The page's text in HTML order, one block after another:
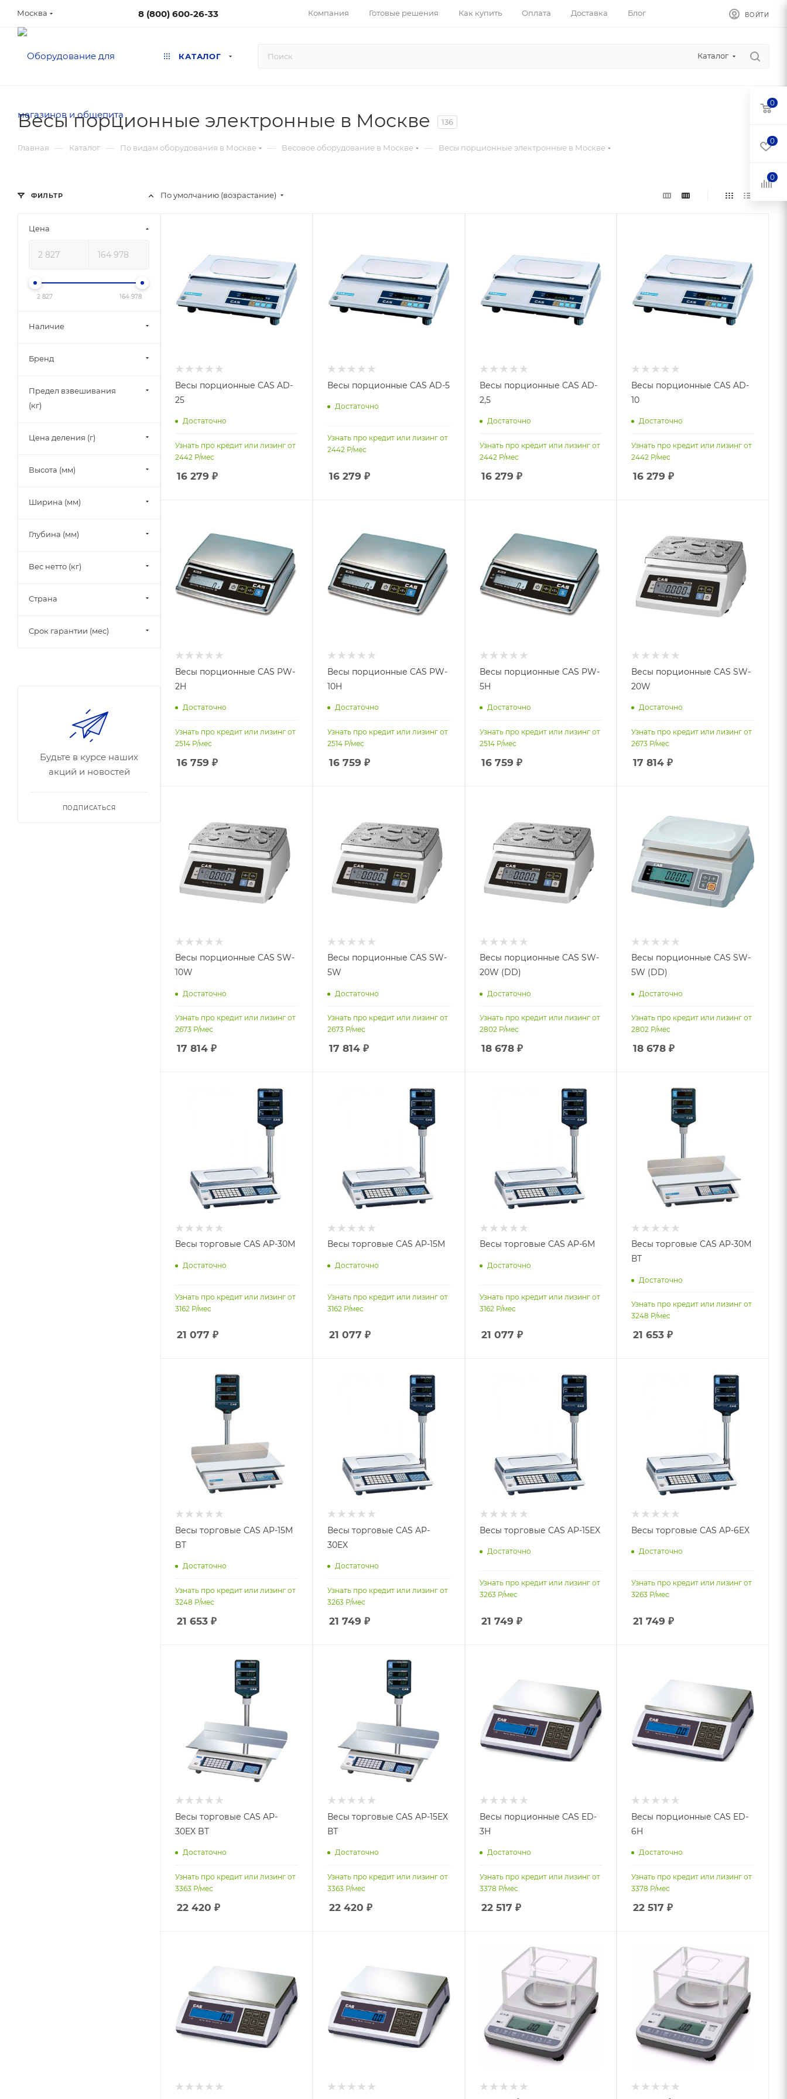
Москва 8 (800) 600-26-33 Компания Готовые решения Как купить Оплата Доставка Блог ВОЙТИ
КАТАЛОГ Каталог
Весы порционные электронные в Москве 136
Главная — Каталог — По видам оборудования в Москве — Весовое оборудование в Москве — Весы порционные электронные в Москве
По умолчанию (возрастание)
Весы порционные CAS AD-
25
Достаточно
Узнать про кредит или лизинг от
2442 Р/мес
16 279 ₽
Весы порционные CAS AD-5
Достаточно
Узнать про кредит или лизинг от
2442Р/мес
16 279 ₽
Весы порционные CAS AD-
2,5
Достаточно
Узнать про кредит или лизинг от
2442 Р/мес
16 279 ₽
Весы порционные CAS AD-
10
Достаточно
Узнать про кредит или лизинг от
2442 Р/мес
16 279 ₽
Весы порционные CAS PW-
2H
Достаточно
Узнать про кредит или лизинг от
2514 Р/мес
16 759 ₽
Весы порционные CAS PW-
10H
Достаточно
Узнать про кредит или лизинг от
2514Р/мес
16 759 ₽
Весы порционные CAS PW-
5H
Достаточно
Узнать про кредит или лизинг от
2514Р/мес
16 759 ₽
Весы порционные CAS SW-
20W
Достаточно
Узнать про кредит или лизинг от
2673 Р/мес
17 814 ₽
Весы порционные CAS SW-
10W
Достаточно
Узнать про кредит или лизинг от
2673 Р/мес
17 814 ₽
Весы порционные CAS SW-
5W
Достаточно
Узнать про кредит или лизинг от
2673Р/мес
17 814₽
Весы порционные CAS SW-
20W (DD)
Достаточно
Узнать про кредит или лизинг от
2802Р/мес
18 678₽
Весы порционные CAS SW-
5W (DD)
Достаточно
Узнать про кредит или лизинг от
2802 Р/мес
18 678 ₽
Весы торговые CAS AP-30М
Достаточно
Узнать про кредит или лизинг от
3162 Р/мес
21 077 ₽
Весы торговые CAS AP-15M
Достаточно
Узнать про кредит или лизинг от
3162 Р/мес
21 077 ₽
Весы торговые CAS AP-6M
Достаточно
Узнать про кредит или лизинг от
3162 Р/мес
21 077 ₽
Весы торговые CAS AP-30М
ВТ
Достаточно
Узнать про кредит или лизинг от
3248 Р/мес
21 653 ₽
Весы торговые CAS AP-15M
BT
Достаточно
Узнать про кредит или лизинг от
3248 Р/мес
21 653 ₽
Весы торговые CAS AP-
30EX
Достаточно
Узнать про кредит или лизинг от
3263Р/мес
21 749 ₽
Весы торговые CAS AP-15EX
Достаточно
Узнать про кредит или лизинг от
3263Р/мес
21 749 ₽
Весы торговые CAS AP-6EX
Достаточно
Узнать про кредит или лизинг от
3263 Р/мес
21 749 ₽
Весы торговые CAS AP-
30EX BT
Достаточно
Узнать про кредит или лизинг от
3363 Р/мес
22 420 ₽
Весы торговые CAS AP-15ЕХ
ВТ
Достаточно
Узнать про кредит или лизинг от
3363Р/мес
22 420 ₽
Весы порционные CAS ED-
3H
Достаточно
Узнать про кредит или лизинг от
3378 Р/мес
22 517 ₽
Весы порционные CAS ED-
6H
Достаточно
Узнать про кредит или лизинг от
3378 Р/мес
22 517 ₽
ФИЛЬТР
Цена
2 827 164 978
Наличие
Бренд
Предел взвешивания
(кг)
Цена деления (г)
Высота (мм)
Ширина (мм)
Глубина (мм)
Вес нетто (кг)
Страна
Срок гарантии (мес)
Будьте в курсе наших
акций и новостей
ПОДПИСАТЬСЯ
0
0
0